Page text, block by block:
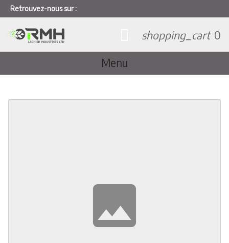
Retrouvez-nous sur :
Menu
shopping_cart 0